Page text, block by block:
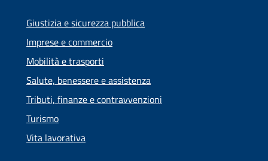
Giustizia e sicurezza pubblica
Imprese e commercio
Mobilità e trasporti
Salute, benessere e assistenza
Tributi, finanze e contravvenzioni
Turismo
Vita lavorativa